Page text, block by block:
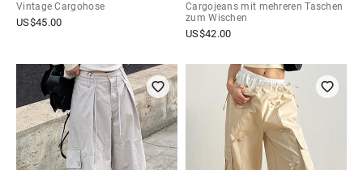
Vintage Cargohose
US$45.00
Cargojeans mit mehreren Taschen
zum Wischen
US$42.00